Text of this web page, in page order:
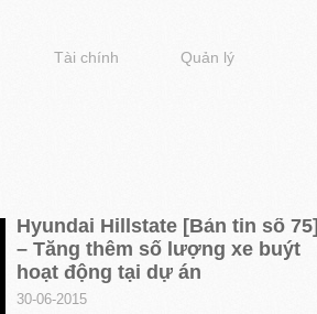
Tài chính Quản lý
Hyundai Hillstate [Bản tin số 75]
– Tăng thêm số lượng xe buýt
hoạt động tại dự án
30-06-2015